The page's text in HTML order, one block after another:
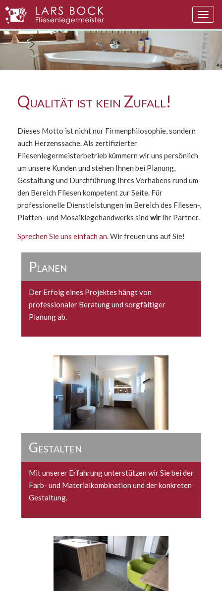
Qualität ist kein Zufall!
Dieses Motto ist nicht nur Firmenphilosophie, sondern
auch Herzenssache. Als zertifizierter
Fliesenlegermeisterbetrieb kümmern wir uns persönlich
um unsere Kunden und stehen Ihnen bei Planung,
Gestaltung und Durchführung Ihres Vorhabens rund um
den Bereich Fliesen kompetent zur Seite. Für
professionelle Dienstleistungen im Bereich des Fliesen-,
Platten- und Mosaiklegehandwerks sind wir Ihr Partner.
Sprechen Sie uns einfach an. Wir freuen uns auf Sie!
Planen
Der Erfolg eines Projektes hängt von
professionaler Beratung und sorgfältiger
Planung ab.
Gestalten
Mit unserer Erfahrung unterstützen wir Sie bei der
Farb- und Materialkombination und der konkreten
Gestaltung.